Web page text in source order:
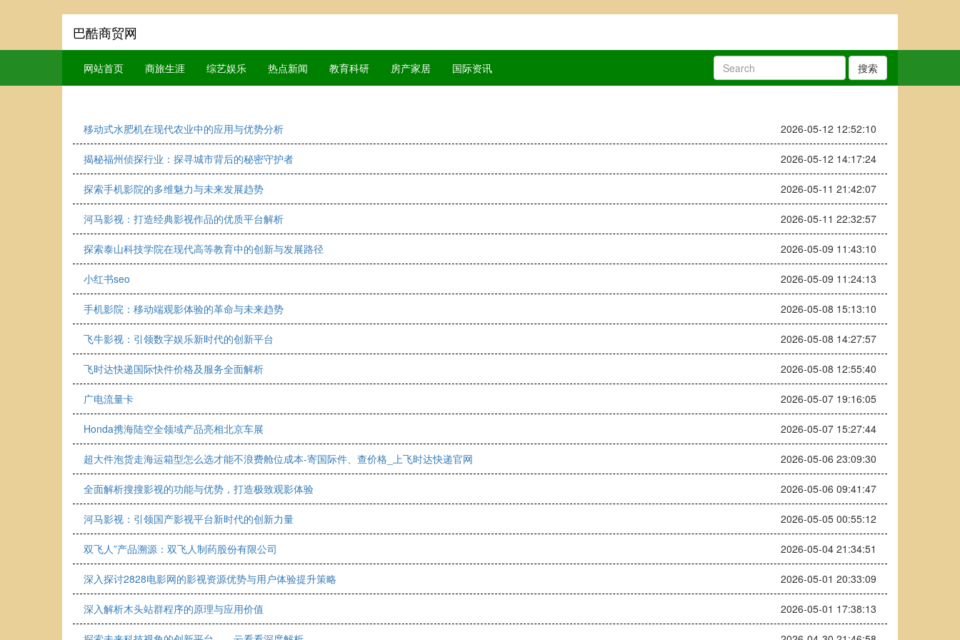
巴酷商贸网
网站首页 商旅生涯 综艺娱乐 热点新闻 教育科研 房产家居 国际资讯 搜索
移动式水肥机在现代农业中的应用与优势分析 2026-05-12 12:52:10
揭秘福州侦探行业：探寻城市背后的秘密守护者 2026-05-12 14:17:24
探索手机影院的多维魅力与未来发展趋势 2026-05-11 21:42:07
河马影视：打造经典影视作品的优质平台解析 2026-05-11 22:32:57
探索泰山科技学院在现代高等教育中的创新与发展路径 2026-05-09 11:43:10
小红书seo 2026-05-09 11:24:13
手机影院：移动端观影体验的革命与未来趋势 2026-05-08 15:13:10
飞牛影视：引领数字娱乐新时代的创新平台 2026-05-08 14:27:57
飞时达快递国际快件价格及服务全面解析 2026-05-08 12:55:40
广电流量卡 2026-05-07 19:16:05
Honda携海陆空全领域产品亮相北京车展 2026-05-07 15:27:44
超大件泡货走海运箱型怎么选才能不浪费舱位成本-寄国际件、查价格_上飞时达快递官网 2026-05-06 23:09:30
全面解析搜搜影视的功能与优势，打造极致观影体验 2026-05-06 09:41:47
河马影视：引领国产影视平台新时代的创新力量 2026-05-05 00:55:12
双飞人”产品溯源：双飞人制药股份有限公司 2026-05-04 21:34:51
深入探讨2828电影网的影视资源优势与用户体验提升策略 2026-05-01 20:33:09
深入解析木头站群程序的原理与应用价值 2026-05-01 17:38:13